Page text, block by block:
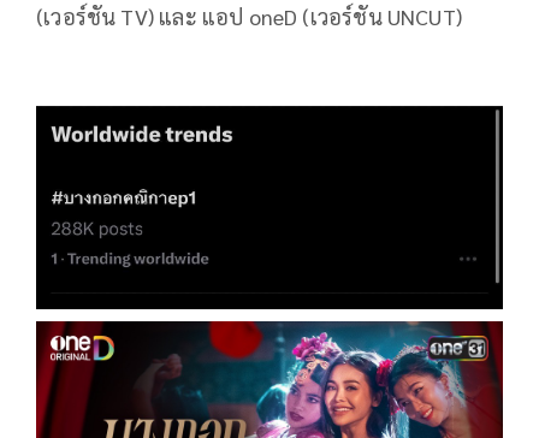
(เวอร์ชัน TV) และ แอป oneD (เวอร์ชัน UNCUT)